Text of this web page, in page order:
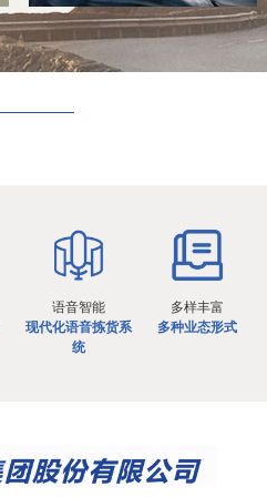
语音智能
现代化语音拣货系
统
多样丰富
多种业态形式